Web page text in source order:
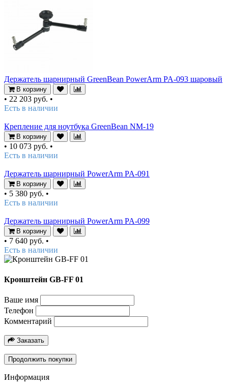
Держатель шарнирный GreenBean PowerArm PA-093 шаровый
В корзину
• 22 203 руб. •
Есть в наличии
Крепление для ноутбука GreenBean NM-19
В корзину
• 10 073 руб. •
Есть в наличии
Держатель шарнирный PowerArm PA-091
В корзину
• 5 380 руб. •
Есть в наличии
Держатель шарнирный PowerArm PA-099
В корзину
• 7 640 руб. •
Есть в наличии
Кронштейн GB-FF 01
Ваше имя
Телефон
Комментарий
Заказать
Продолжить покупки
Информация